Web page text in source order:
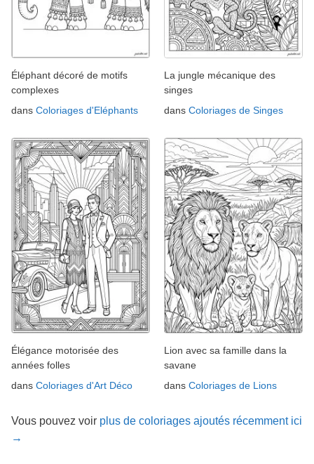
Éléphant décoré de motifs
complexes
dans Coloriages d'Eléphants
La jungle mécanique des
singes
dans Coloriages de Singes
Élégance motorisée des
années folles
dans Coloriages d'Art Déco
Lion avec sa famille dans la
savane
dans Coloriages de Lions
Vous pouvez voir plus de coloriages ajoutés récemment ici
→